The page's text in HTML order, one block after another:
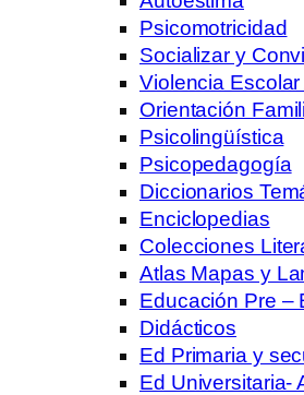
Psicomotricidad
Socializar y
Violencia
Orientación
Psicolingüística
Psicopedagogía
Diccionarios
Enciclopedias
Colecciones
Atlas Mapas y
Educación Pre –
Didácticos
Ed Primaria y
Ed Universitaria-